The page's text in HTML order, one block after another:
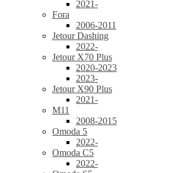
2021-
Fora
2006-2011
Jetour Dashing
2022-
Jetour X70 Plus
2020-2023
2023-
Jetour X90 Plus
2021-
M11
2008-2015
Omoda 5
2022-
Omoda C5
2022-